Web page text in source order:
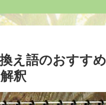
え語のおすす
釈